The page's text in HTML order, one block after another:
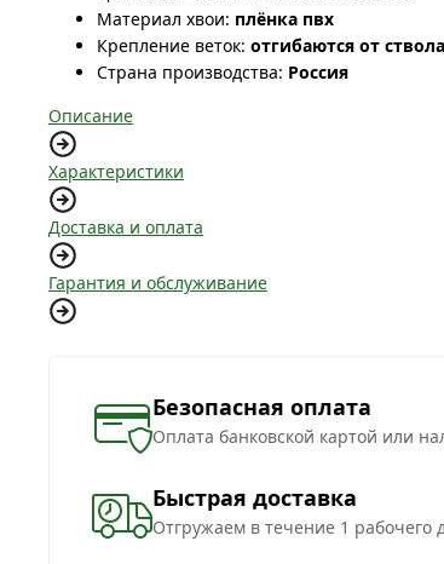
Материал хвои: плёнка пвх
Крепление веток: отгибаются от ствола
Страна производства: Россия
Описание
Характеристики
Доставка и оплата
Гарантия и обслуживание
Безопасная оплата
Оплата банковской картой или
Быстрая доставка
Отгружаем в течение 1